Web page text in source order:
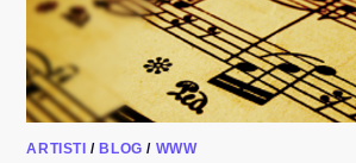
ARTISTI / BLOG / WWW